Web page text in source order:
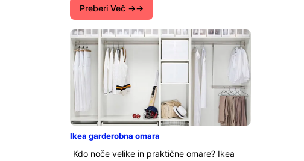
Preberi Več →
Ikea garderobna omara
Kdo noče velike in praktične omare? Ikea